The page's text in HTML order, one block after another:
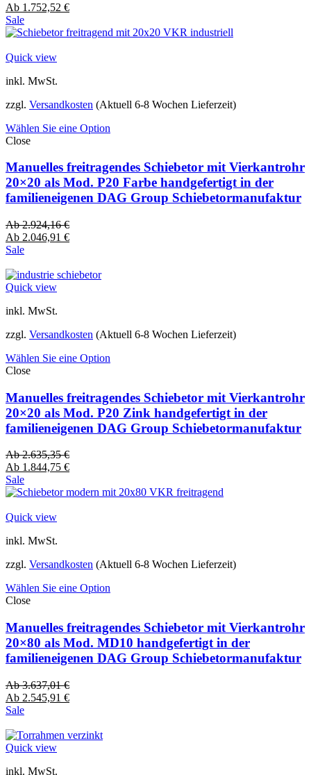
Ab 1.752,52 €
Sale
Quick view
inkl. MwSt.
zzgl. Versandkosten (Aktuell 6-8 Wochen Lieferzeit)
Wählen Sie eine Option
Close
Manuelles freitragendes Schiebetor mit Vierkantrohr
20×20 als Mod. P20 Farbe handgefertigt in der
familieneigenen DAG Group Schiebetormanufaktur
Ab2.924,16€
Ab 2.046,91 €
Sale
Quick view
inkl. MwSt.
zzgl. Versandkosten (Aktuell 6-8 Wochen Lieferzeit)
Wählen Sie eine Option
Close
Manuelles freitragendes Schiebetor mit Vierkantrohr
20×20 als Mod. P20 Zink handgefertigt in der
familieneigenen DAG Group Schiebetormanufaktur
Ab2.635,35€
Ab 1.844,75 €
Sale
Quick view
inkl. MwSt.
zzgl. Versandkosten (Aktuell 6-8 Wochen Lieferzeit)
Wählen Sie eine Option
Close
Manuelles freitragendes Schiebetor mit Vierkantrohr
20×80 als Mod. MD10 handgefertigt in der
familieneigenen DAG Group Schiebetormanufaktur
Ab3.637,01€
Ab 2.545,91 €
Sale
Quick view
inkl. MwSt.